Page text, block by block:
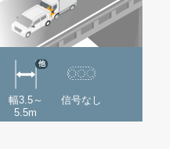
幅3.5～
5.5m
他
信号なし